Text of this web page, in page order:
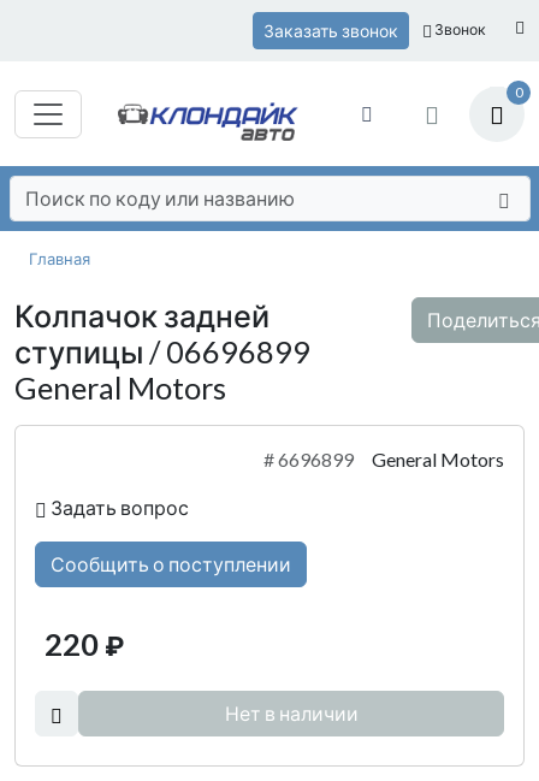
Заказать звонок Звонок
0
Главная
Колпачок задней
ступицы / 06696899
General Motors
#6696899 General Motors
Задать вопрос
Сообщить о поступлении
220 ₽
Нет в наличии